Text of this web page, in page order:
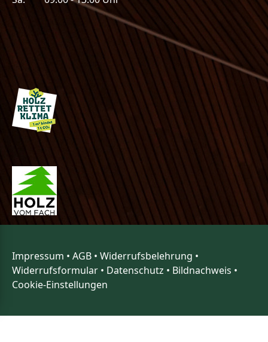
Impressum • AGB • Widerrufsbelehrung •
Widerrufsformular • Datenschutz • Bildnachweis •
Cookie-Einstellungen